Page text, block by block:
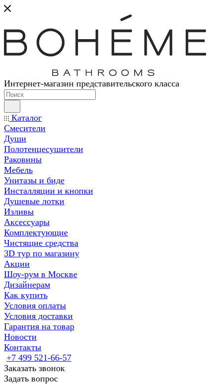
Интернет-магазин представительского класса
Каталог
Смесители
Души
Полотенцесушители
Раковины
Мебель
Унитазы и биде
Инсталляции и кнопки
Душевые лотки
Изливы
Аксессуары
Комплектующие
Чистящие средства
3D тур по магазину
Акции
Шоу-рум в Москве
Дизайнерам
Как купить
Условия оплаты
Условия доставки
Гарантия на товар
Новости
Контакты
+7 499 521-66-57
Заказать звонок
Задать вопрос